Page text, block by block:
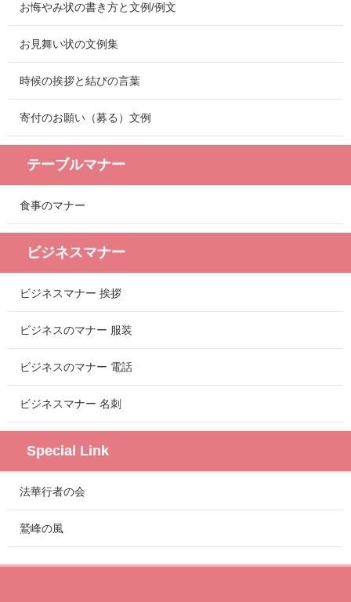
お悔やみ状の書き方と文例/例文
お見舞い状の文例集
時候の挨拶と結びの言葉
寄付のお願い（募る）文例
テーブルマナー
食事のマナー
ビジネスマナー
ビジネスマナー 挨拶
ビジネスのマナー 服装
ビジネスのマナー 電話
ビジネスマナー 名刺
Special Link
法華行者の会
鷲峰の風